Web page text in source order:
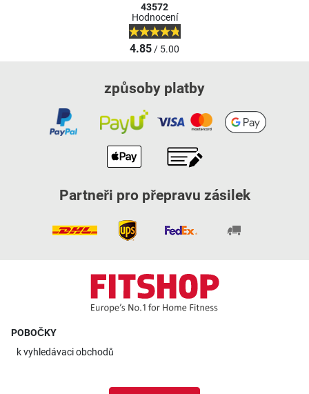
43572
Hodnocení
4.85/ 5.00
způsoby platby
Partneři pro přepravu zásilek
POBOČKY
kvyhledávaci obchodů